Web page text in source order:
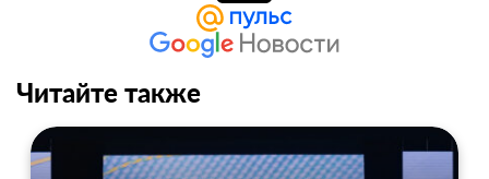
Читайте также